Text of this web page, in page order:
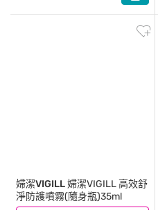
婦潔VIGILL婦潔VIGILL 高效舒
淨防護噴霧(隨身瓶)35ml